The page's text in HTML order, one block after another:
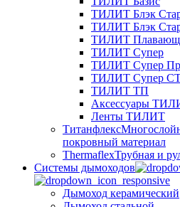
ТИЛИТ Блэк
ТИЛИТ Блэк
ТИЛИТ
ТИЛИТ Супер
ТИЛИТ Супер
ТИЛИТ Супер
ТИЛИТ ТП
Аксессуары
Ленты ТИЛИТ
Титанфлекс
покровный материал
ThermaflexТрубная и
Cистемы дымоходов
Дымоход керамический